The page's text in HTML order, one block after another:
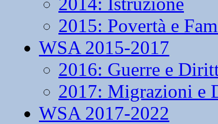
2015: Povertà e
WSA 2015-2017
2016: Guerre e
2017: Migrazioni e
WSA 2017-2022